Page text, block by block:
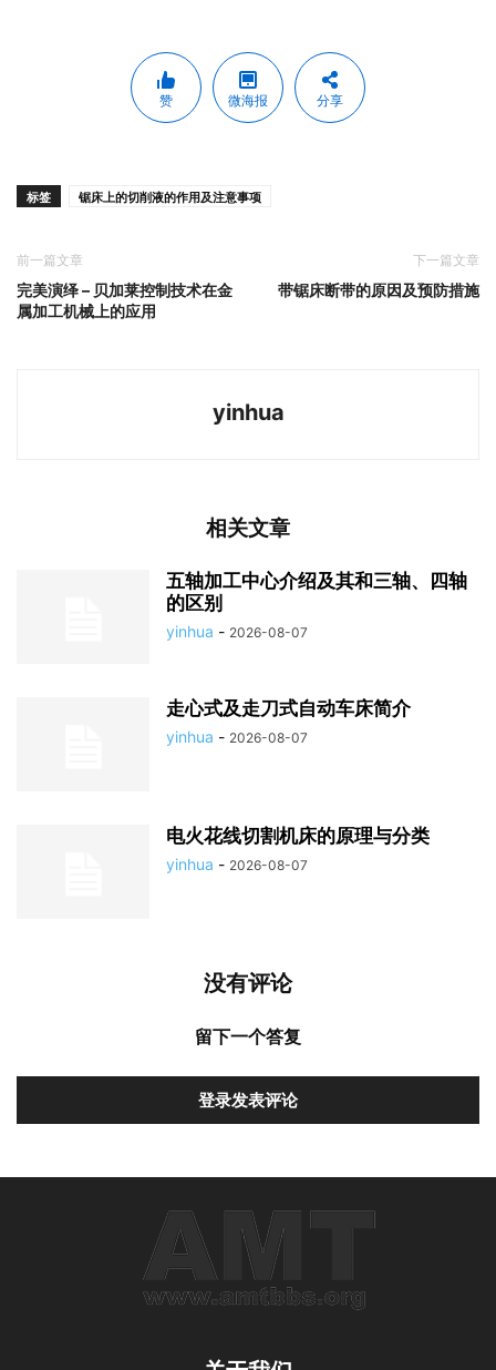
赞 微海报 分享
标签 锯床上的切削液的作用及注意事项
前一篇文章
完美演绎 – 贝加莱控制技术在金
属加工机械上的应用
下一篇文章
带锯床断带的原因及预防措施
yinhua
相关文章
五轴加工中心介绍及其和三轴、四轴
的区别
yinhua - 2026-08-07
走心式及走刀式自动车床简介
yinhua - 2026-08-07
电火花线切割机床的原理与分类
yinhua - 2026-08-07
没有评论
留下一个答复
登录发表评论